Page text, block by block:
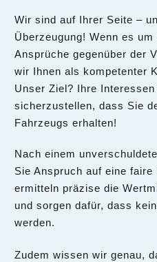
Wir sind auf Ihrer Seite –
Überzeugung! Wenn es
Ansprüche gegenüber der
wir Ihnen als kompetenter
Unser Ziel? Ihre
sicherzustellen, dass Sie
Fahrzeugs erhalten!
Nach einem
Sie Anspruch auf eine
ermitteln präzise die
und sorgen dafür, dass
werden.
Zudem wissen wir genau,